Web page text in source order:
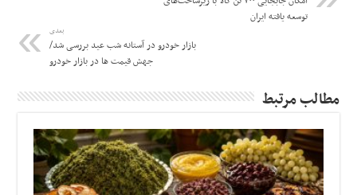
توسعه یافته ایران
بعدی
بازار خودرو در آستانه شب عید بررسی شد/
جهش قیمت ها در بازار خودرو
مطالب مرتبط